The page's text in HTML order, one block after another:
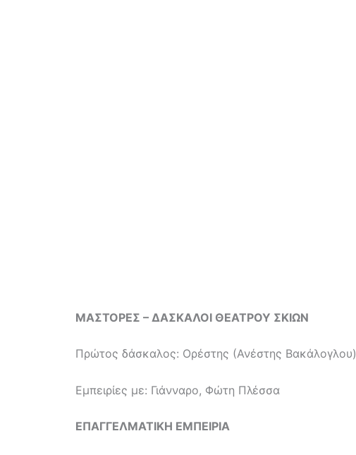
ΜΑΣΤΟΡΕΣ – ΔΑΣΚΑΛΟΙ ΘΕΑΤΡΟΥ ΣΚΙΩΝ
Πρώτος δάσκαλος: Ορέστης (Ανέστης Βακάλογλου)
Εμπειρίες με: Γιάνναρο, Φώτη Πλέσσα
ΕΠΑΓΓΕΛΜΑΤΙΚΗ ΕΜΠΕΙΡΙΑ